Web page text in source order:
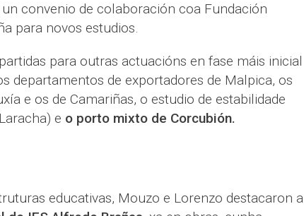
convenio de colaboración coa Fundación
para novos estudios.
para outras actuacións en fase máis inicial
departamentos de exportadores de Malpica, os
e os de Camariñas, o estudio de estabilidade
e o porto mixto de Corcubión.
educativas, Mouzo e Lorenzo destacaron a